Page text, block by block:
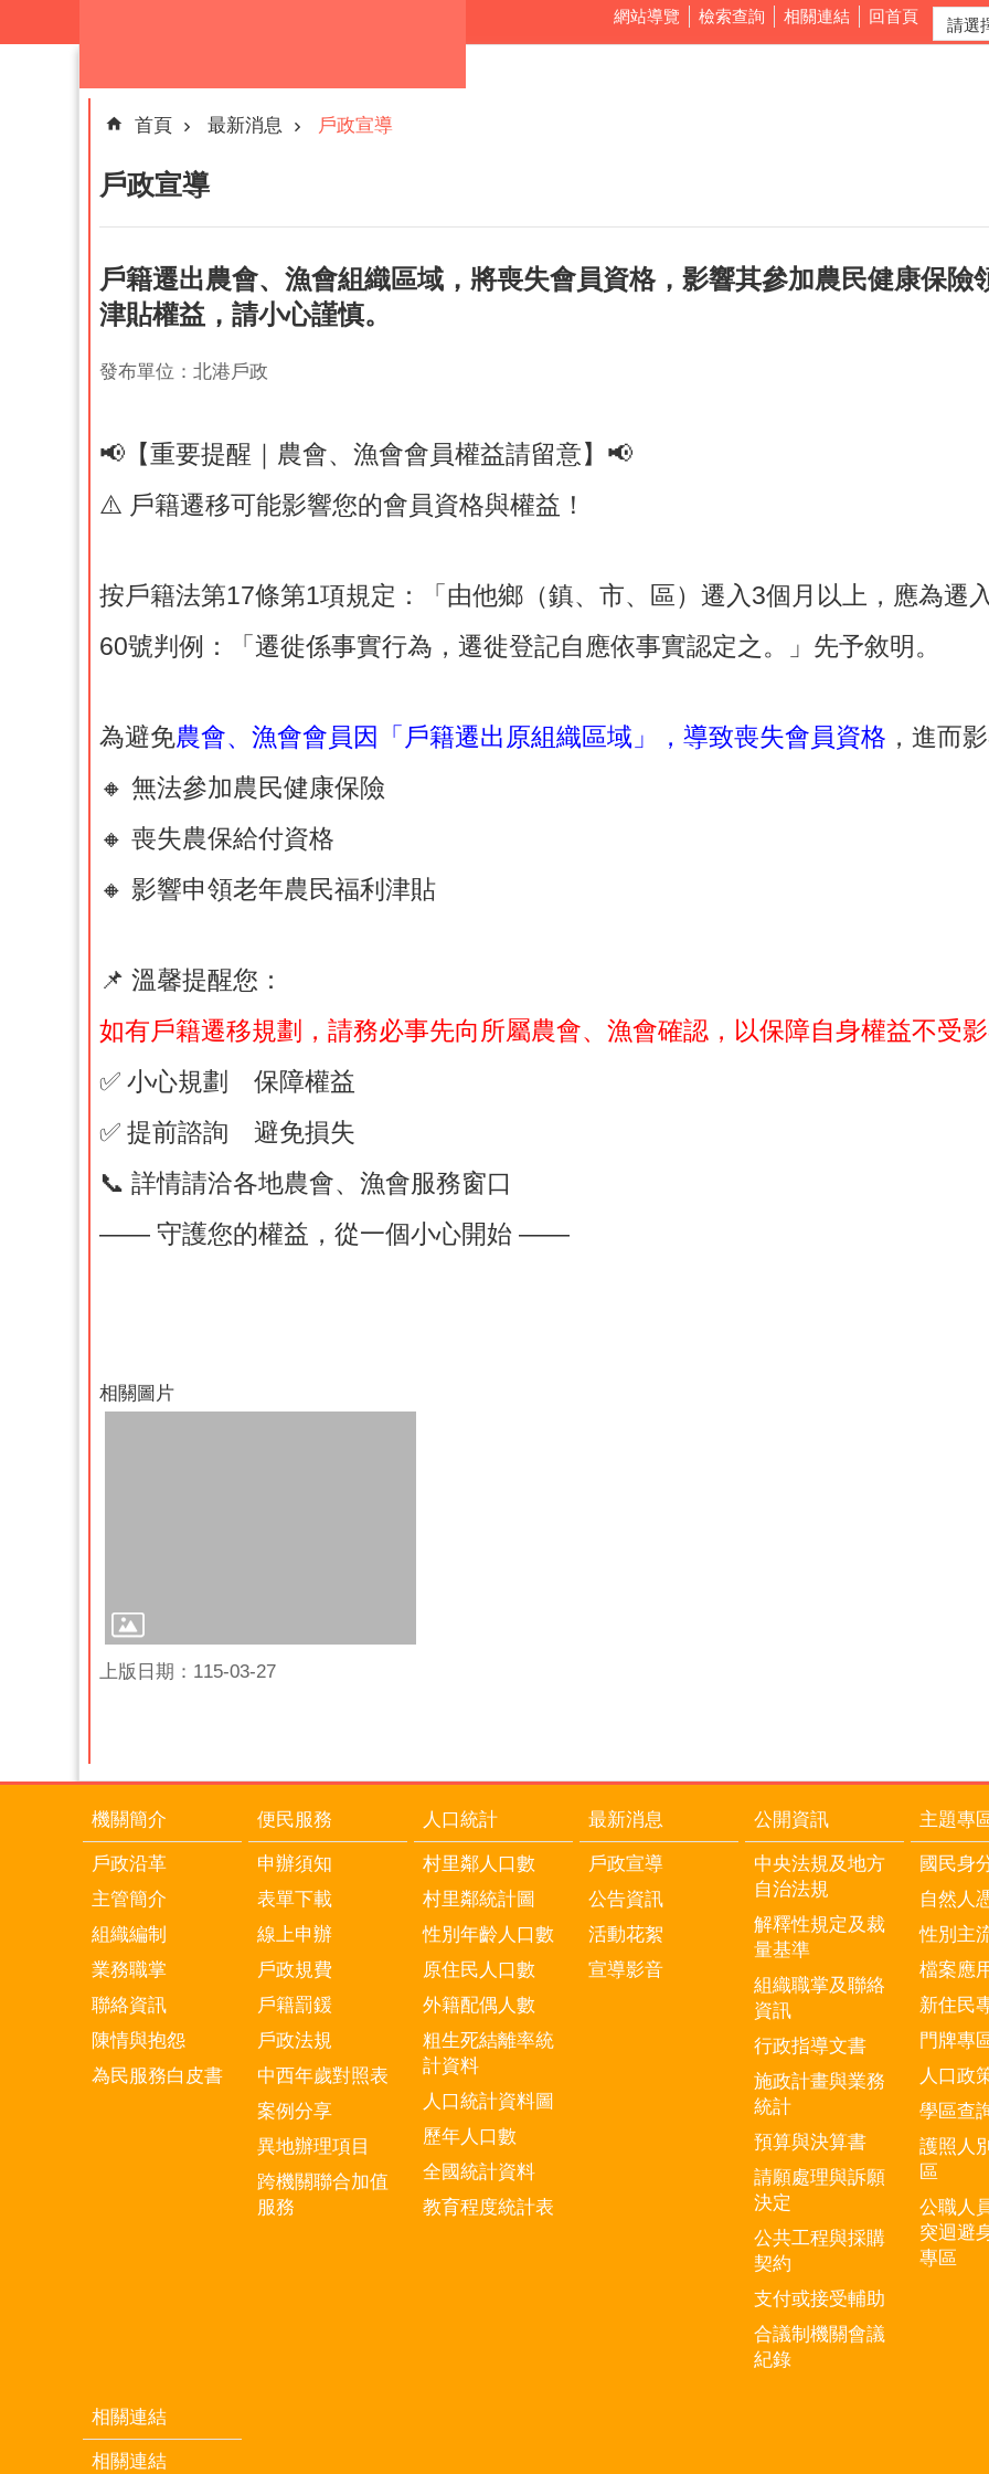
網站導覽 檢索查詢 相關連結 回首頁
首頁 最新消息 戶政宣導
戶政宣導
戶籍遷出農會、漁會組織區域，將喪失會員資格，影響其參加農民健康保險
津貼權益，請小心謹慎。
發布單位：北港戶政
📢【重要提醒｜農會、漁會會員權益請留意】📢
⚠️ 戶籍遷移可能影響您的會員資格與權益！
按戶籍法第17條第1項規定：「由他鄉（鎮、市、區）遷入3個月以上，應為遷
60號判例：「遷徙係事實行為，遷徙登記自應依事實認定之。」先予敘明。
為避免農會、漁會會員因「戶籍遷出原組織區域」，導致喪失會員資格 ，進而
🔸 無法參加農民健康保險
🔸 喪失農保給付資格
🔸 影響申領老年農民福利津貼
📌 溫馨提醒您：
如有戶籍遷移規劃，請務必事先向所屬農會、漁會確認，以保障自身權益不受
✅ 小心規劃 保障權益
✅ 提前諮詢 避免損失
📞 詳情請洽各地農會、漁會服務窗口
—— 守護您的權益，從一個小心開始 ——
相關圖片
上版日期：115-03-27
機關簡介
戶政沿革
主管簡介
組織編制
業務職掌
聯絡資訊
陳情與抱怨
為民服務白皮書
便民服務
申辦須知
表單下載
線上申辦
戶政規費
戶籍罰鍰
戶政法規
中西年歲對照表
案例分享
異地辦理項目
跨機關聯合加值
服務
人口統計
村里鄰人口數
村里鄰統計圖
性別年齡人口數
原住民人口數
外籍配偶人數
粗生死結離率統
計資料
人口統計資料圖
歷年人口數
全國統計資料
教育程度統計表
最新消息
戶政宣導
公告資訊
活動花絮
宣導影音
公開資訊
中央法規及地方
自治法規
解釋性規定及裁
量基準
組織職掌及聯絡
資訊
行政指導文書
施政計畫與業務
統計
預算與決算書
請願處理與訴願
決定
公共工程與採購
契約
支付或接受輔助
合議制機關會議
紀錄
主題專
國民身
自然人
性別主
檔案應
新住民
門牌專
人口政
學區查
護照人
區
公職人
突迴避
專區
相關連結
相關連結